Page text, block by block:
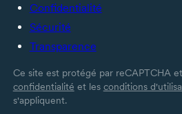
Confidentialité
Sécurité
Transparence
Ce site est protégé par reCAPTCHA
confidentialité et les conditions
s'appliquent.